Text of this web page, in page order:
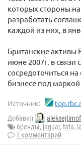
которых стороны
разработать
каждой из них, в
Британские
июне 2007г. в
сосредоточиться
бизнесе под
Источник:
Добавил
бренды, jaguar, tata,
1 комментарий